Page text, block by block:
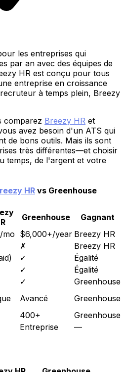
les entreprises qui
par an avec des équipes de
HR est conçu pour tous
entreprise en croissance
à temps plein, Breezy
comparez Breezy HR et
avez besoin d'un ATS qui
de bons outils. Mais ils sont
très différentes—et choisir
temps, de l'argent et votre
HRvs Greenhouse
Greenhouse
Gagnant
mo $6,000+/year Breezy HR
✗
Breezy HR
✓
Égalité
✓
Égalité
✓
Greenhouse
Avancé
Greenhouse
400+
Greenhouse
Entreprise —